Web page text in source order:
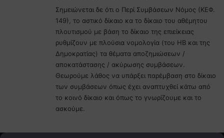
Σημειώνεται δε ότι ο Περί Συμβάσεων Νόμος (ΚΕΦ.
149), το αστικό δίκαιο κα το δίκαιο του αθέμητου
πλουτισμού με βάση το δίκαιο της επιείκειας
ρυθμίζουν με πλούσια νομολογία (του ΗΒ και της
Δημοκρατίας) τα θέματα αποζημιώσεων /
αποκατάστασης / ακύρωσης συμβάσεων.
Θεωρούμε λάθος να υπάρξει παρέμβαση στο δίκαιο
των συμβάσεων όπως έχει αναπτυχθεί κάτω από
το κοινό δίκαιο και όπως το γνωρίζουμε και το
ασκούμε.